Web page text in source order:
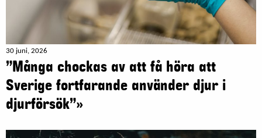
30 juni, 2026
”Många chockas av att få höra att
Sverige fortfarande använder djur i
djurförsök”»